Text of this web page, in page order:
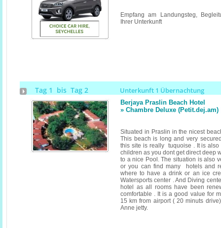
Empfang am Landungsteg,
Ihrer Unterkunft
Tag 1 bis Tag 2 Unterkunft 1 Übernachtung
Berjaya Praslin Beach Hotel
» Chambre Deluxe (Petit.dej.am)
Situated in Praslin in the nicest
This beach is long and very
this site is really tuquoise . It is also
children as you dont get direct deep
to a nice Pool. The situation is also
or you can find many hotels and
where to have a drink or an ice
Watersports center . And Diving
hotel as all rooms have been
comfortable . It is a good value for
15 km from airport ( 20 minuts
Anne jetty.